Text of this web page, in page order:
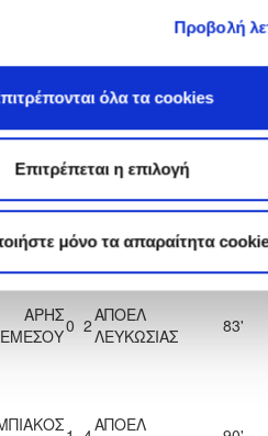
Προβολή
όλα τα cookies
Επιτρέπεται η επιλογή
μόνο τα απαραίτητα
ΑΠΟΕΛ5 1ΑΕΛ ΛΕΜΕΣΟΥ
ΑΠΟΕΛ9 0ΑΠΟΛΛΩΝ
90'
ΑΡΗΣ0 2ΑΠΟΕΛ
ΛΕΥΚΩΣΙΑΣ
83'
ΑΠΟΕΛ